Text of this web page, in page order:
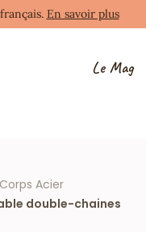
En savoir plus
Le Mag
Acier
double-chaines